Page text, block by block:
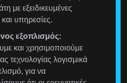
με εξειδικευμένες
και υπηρεσίες.
εξοπλισμός:
και χρησιμοποιούμε
τεχνολογίας λογισμικά
για να